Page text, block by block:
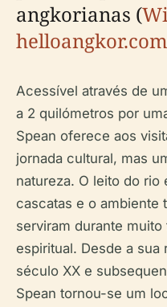
angkorianas (
helloangkor.com
Acessível através de
a 2 quilómetros por
Spean oferece aos
jornada cultural, mas
natureza. O leito do rio
cascatas e o ambiente
serviram durante
espiritual. Desde a
século XX e
Spean tornou-se um